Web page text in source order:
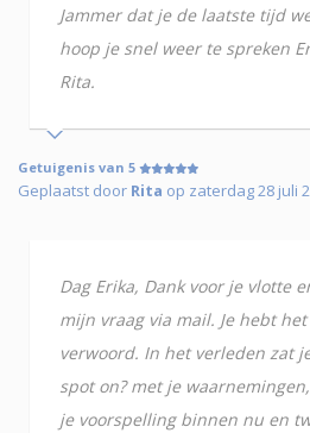
Jammer dat je de laatste tijd
hoop je snel weer te spreken
Rita.
Getuigenis van 5
Geplaatst door Rita op zaterdag 28 juli
Dag Erika, Dank voor je vlotte
mijn vraag via mail. Je hebt
verwoord. In het verleden zat
spot on? met je
je voorspelling binnen nu en